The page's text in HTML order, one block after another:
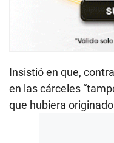
Insistió en que,
en las cárceles
que hubiera